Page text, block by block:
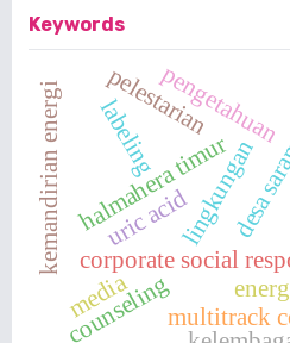
Keywords
corporate social
lingkungan
desa
halmahera timur
pengetahuan
kemandirian energi
multitrack
pelestarian
labeling
uric acid
counseling
media